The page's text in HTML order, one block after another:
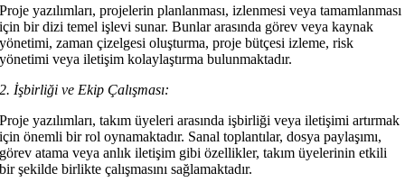
Proje yazılımları, projelerin planlanması, izlenmesi veya tamamlanması
için bir dizi temel işlevi sunar. Bunlar arasında görev veya kaynak
yönetimi, zaman çizelgesi oluşturma, proje bütçesi izleme, risk
yönetimi veya iletişim kolaylaştırma bulunmaktadır.
2. İşbirliği ve Ekip Çalışması:
Proje yazılımları, takım üyeleri arasında işbirliği veya iletişimi artırmak
için önemli bir rol oynamaktadır. Sanal toplantılar, dosya paylaşımı,
görev atama veya anlık iletişim gibi özellikler, takım üyelerinin etkili
bir şekilde birlikte çalışmasını sağlamaktadır.